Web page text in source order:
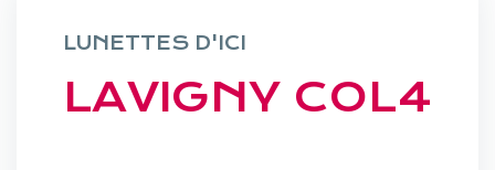
LUNETTES D'ICI
LAVIGNY COL4